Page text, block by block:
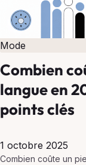
Mode
Combien
langue en
points clés
1 octobre 2025
Combien coûte un